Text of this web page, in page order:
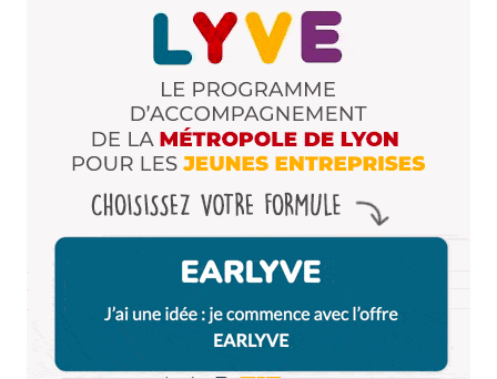
Enregistrer mon nom, mon e-mail et mon site dans le
Et bim !